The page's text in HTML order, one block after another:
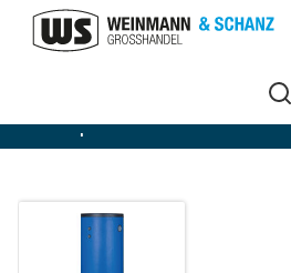
Pufferspeicher